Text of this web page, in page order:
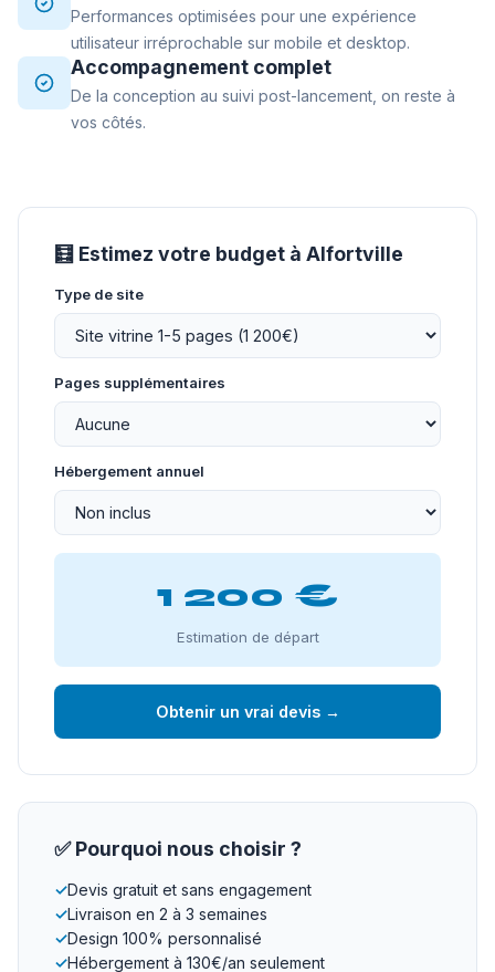
Performances optimisées pour une expérience
utilisateur irréprochable sur mobile et desktop.
Accompagnement complet
De la conception au suivi post-lancement, on reste à
vos côtés.
🧮 Estimez votre budget à Alfortville
Type de site
Pages supplémentaires
Hébergement annuel
1 200 €
Estimation de départ
Obtenir un vrai devis →
✅ Pourquoi nous choisir ?
✓Devis gratuit et sans engagement
✓Livraison en 2 à 3 semaines
✓Design 100% personnalisé
✓Hébergement à 130€/an seulement